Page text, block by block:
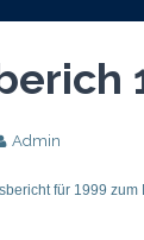
Admin
für 1999 zum